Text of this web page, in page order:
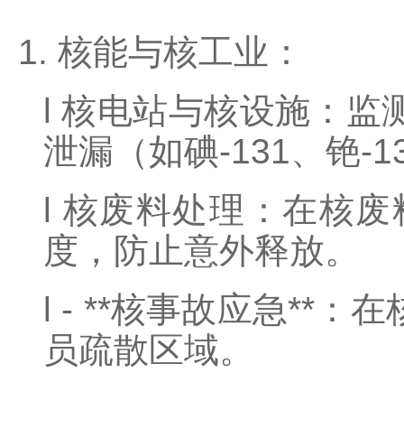
1. 核能与核工业 ：
l核电站与核设施：监
泄漏（如碘-131、铯-
l 核废料处理：在核
度，防止意外释放。
l - **核事故应急** ：
员疏散区域。